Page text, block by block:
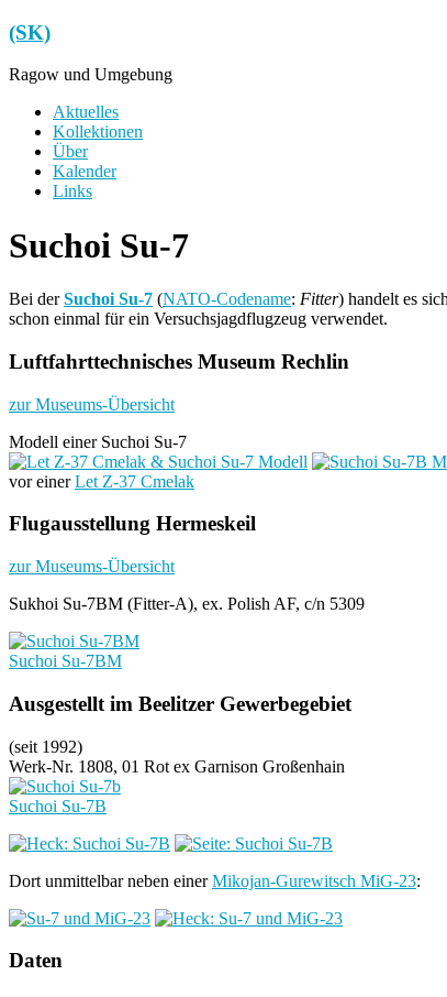
Zum
Inhalt
springen
(SK)
Ragow und Umgebung
Menü
Aktuelles
Kollektionen
Über
Kalender
Links
Suchoi Su-7
Bei derSuchoi Su-7 (NATO-Codename: Fitter) handelt es
schon einmal für ein Versuchsjagdflugzeug verwendet.
Luftfahrttechnisches Museum Rechlin
zur Museums-Übersicht
Modell einer Suchoi Su-7
vor einerLet Z-37 Cmelak
Flugausstellung Hermeskeil
zur Museums-Übersicht
Sukhoi Su-7BM (Fitter-A), ex. Polish AF, c/n 5309
Suchoi Su-7BM
Ausgestellt im Beelitzer Gewerbegebiet
(seit 1992)
Werk-Nr. 1808, 01 Rot ex Garnison Großenhain
Suchoi Su-7B
Dort unmittelbar neben einerMikojan-Gurewitsch MiG-23:
Daten